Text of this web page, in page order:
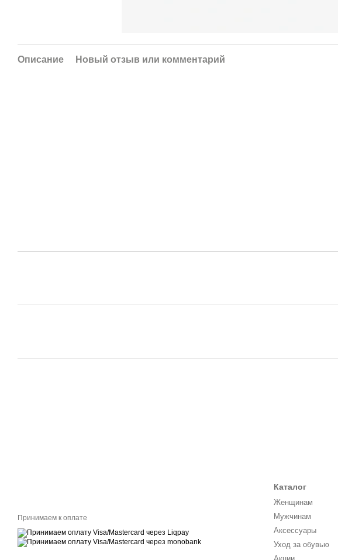
Описание Новый отзыв или комментарий
Принимаем к оплате
Каталог
Женщинам
Мужчинам
Аксессуары
Уход за обувью